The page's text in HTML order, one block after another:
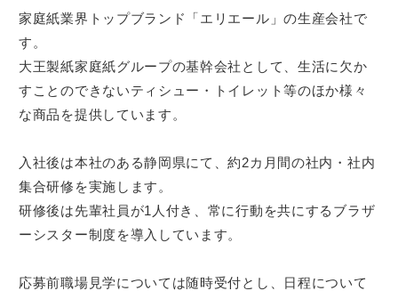
家庭紙業界トップブランド「エリエール」の生産会社で
す。
大王製紙家庭紙グループの基幹会社として、生活に欠か
すことのできないティシュー・トイレット等のほか様々
な商品を提供しています。
入社後は本社のある静岡県にて、約2カ月間の社内・社内
集合研修を実施します。
研修後は先輩社員が1人付き、常に行動を共にするブラザ
ーシスター制度を導入しています。
応募前職場見学については随時受付とし、日程について